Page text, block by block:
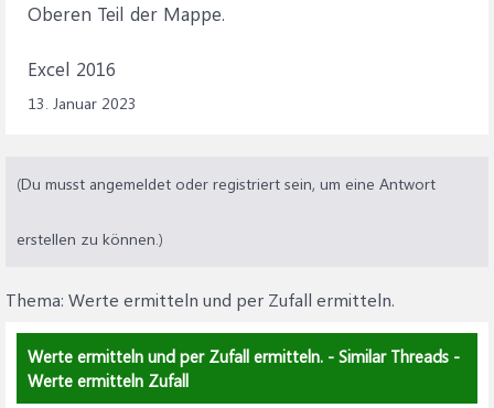
Oberen Teil der Mappe.
Excel 2016
13. Januar 2023
(Du musst angemeldet oder registriert sein, um eine Antwort
erstellen zu können.)
Thema: Werte ermitteln und per Zufall ermitteln.
Werte ermitteln und per Zufall ermitteln. - Similar Threads -
Werte ermitteln Zufall